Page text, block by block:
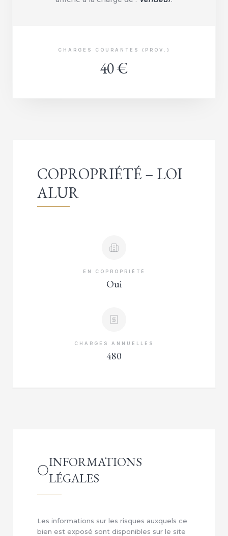
CHARGES COURANTES (PROV.)
40 €
COPROPRIÉTÉ – LOI
ALUR
EN COPROPRIÉTÉ
Oui
CHARGES ANNUELLES
480
INFORMATIONS
LÉGALES
Les informations sur les risques auxquels ce
bien est exposé sont disponibles sur le site